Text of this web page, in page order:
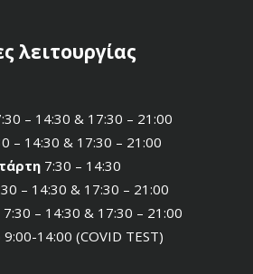
λειτουργίας
– 14:30 & 17:30 – 21:00
– 14:30 & 17:30 – 21:00
7:30 – 14:30
– 14:30 & 17:30 – 21:00
7:30 – 14:30 & 17:30 – 21:00
9:00-14:00 (COVID TEST)